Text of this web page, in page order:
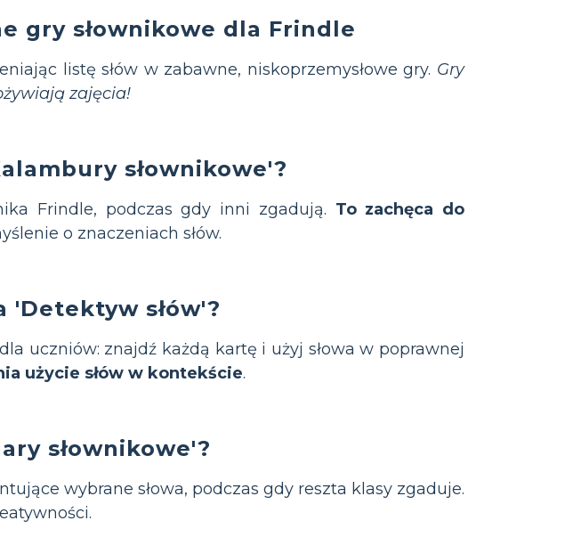
gry słownikowe dla Frindle
listę słów w zabawne, niskoprzemysłowe gry. Gry
zajęcia!
słownikowe'?
Frindle, podczas gdy inni zgadują. To zachęca do
o znaczeniach słów.
'Detektyw słów'?
uczniów: znajdź każdą kartę i użyj słowa w poprawnej
użycie słów w kontekście.
słownikowe'?
wybrane słowa, podczas gdy reszta klasy zgaduje.